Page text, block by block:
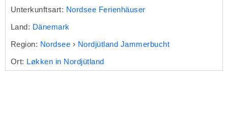
Unterkunftsart: Nordsee Ferienhäuser
Land: Dänemark
Region: Nordsee › Nordjütland Jammerbucht
Ort: Løkken in Nordjütland